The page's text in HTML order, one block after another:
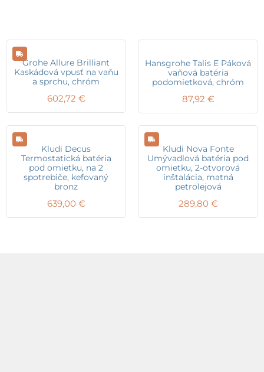
Grohe Allure Brilliant
Kaskádová vpusť na vaňu
a sprchu, chróm
602,72 €
Hansgrohe Talis E Páková
vaňová batéria
podomietková, chróm
87,92 €
Kludi Decus
Termostatická batéria
pod omietku, na 2
spotrebiče, kefovaný
bronz
639,00 €
Kludi Nova Fonte
Umývadlová batéria pod
omietku, 2-otvorová
inštalácia, matná
petrolejová
289,80 €